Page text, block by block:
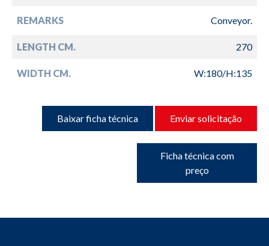
REMARKS Conveyor.
LENGTH CM. 270
WIDTH CM. W:180/H:135
Baixar ficha técnica Enviar solicitação
Ficha técnica com
preço